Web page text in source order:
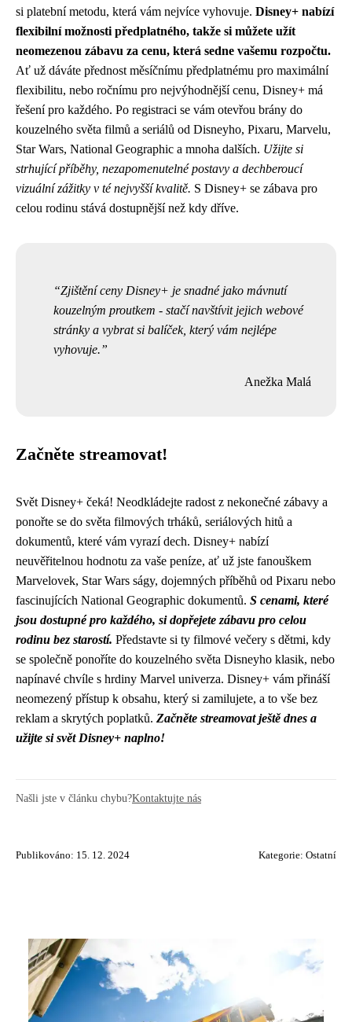
si platební metodu, která vám nejvíce vyhovuje. Disney+ nabízí
flexibilní možnosti předplatného, takže si můžete užít
neomezenou zábavu za cenu, která sedne vašemu rozpočtu.
Ať už dáváte přednost měsíčnímu předplatnému pro maximální
flexibilitu, nebo ročnímu pro nejvýhodnější cenu, Disney+ má
řešení pro každého. Po registraci se vám otevřou brány do
kouzelného světa filmů a seriálů od Disneyho, Pixaru, Marvelu,
Star Wars, National Geographic a mnoha dalších. Užijte si
strhující příběhy, nezapomenutelné postavy a dechberoucí
vizuální zážitky v té nejvyšší kvalitě. S Disney+ se zábava pro
celou rodinu stává dostupnější než kdy dříve.
Zjištění ceny Disney+ je snadné jako mávnutí
kouzelným proutkem - stačí navštívit jejich webové
stránky a vybrat si balíček, který vám nejlépe
vyhovuje.
Anežka Malá
Začněte streamovat!
Svět Disney+ čeká! Neodkládejte radost z nekonečné zábavy a
ponořte se do světa filmových trháků, seriálových hitů a
dokumentů, které vám vyrazí dech. Disney+ nabízí
neuvěřitelnou hodnotu za vaše peníze, ať už jste fanouškem
Marvelovek, Star Wars ságy, dojemných příběhů od Pixaru nebo
fascinujících National Geographic dokumentů. S cenami, které
jsou dostupné pro každého, si dopřejete zábavu pro celou
rodinu bez starostí. Představte si ty filmové večery s dětmi, kdy
se společně ponoříte do kouzelného světa Disneyho klasik, nebo
napínavé chvíle s hrdiny Marvel univerza. Disney+ vám přináší
neomezený přístup k obsahu, který si zamilujete, a to vše bez
reklam a skrytých poplatků. Začněte streamovat ještě dnes a
užijte si svět Disney+ naplno!
Našli jste v článku chybu?Kontaktujte nás
Publikováno: 15. 12. 2024 Kategorie: Ostatní